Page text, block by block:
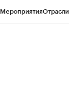
МероприятияОтрасли